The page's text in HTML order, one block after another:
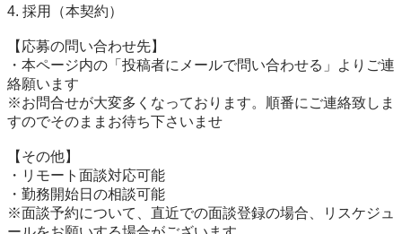
4. 採用（本契約）
【応募の問い合わせ先】
・本ページ内の「投稿者にメールで問い合わせる」よりご連
絡願います
※お問合せが大変多くなっております。順番にご連絡致しま
すのでそのままお待ち下さいませ
【その他】
・リモート面談対応可能
・勤務開始日の相談可能
※面談予約について、直近での面談登録の場合、リスケジュ